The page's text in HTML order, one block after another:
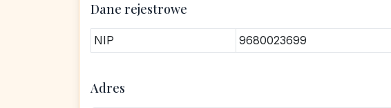
Dane rejestrowe
NIP 9680023699
Adres